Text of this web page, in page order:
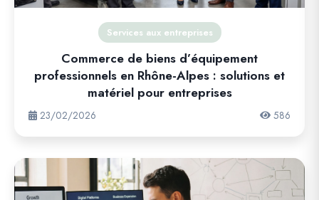
Services aux entreprises
Commerce de biens d’équipement
professionnels en Rhône-Alpes : solutions et
matériel pour entreprises
23/02/2026 586